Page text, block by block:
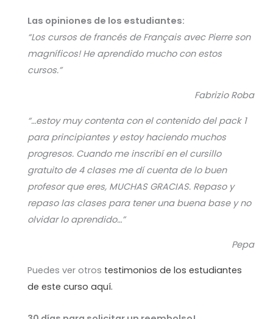
Las opiniones de los estudiantes:
“Los cursos de francés de Français avec Pierre son
magníficos! He aprendido mucho con estos
cursos.”
Fabrizio Roba
“…estoy muy contenta con el contenido del pack 1
para principiantes y estoy haciendo muchos
progresos. Cuando me inscribí en el cursillo
gratuito de 4 clases me dí cuenta de lo buen
profesor que eres, MUCHAS GRACIAS. Repaso y
repaso las clases para tener una buena base y no
olvidar lo aprendido…”
Pepa
Puedes ver otros testimonios de los estudiantes
de este curso aquí.